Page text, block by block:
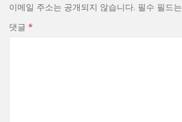
이메일 주소는 공개되지 않습니다. 필수 필드는
댓글 *